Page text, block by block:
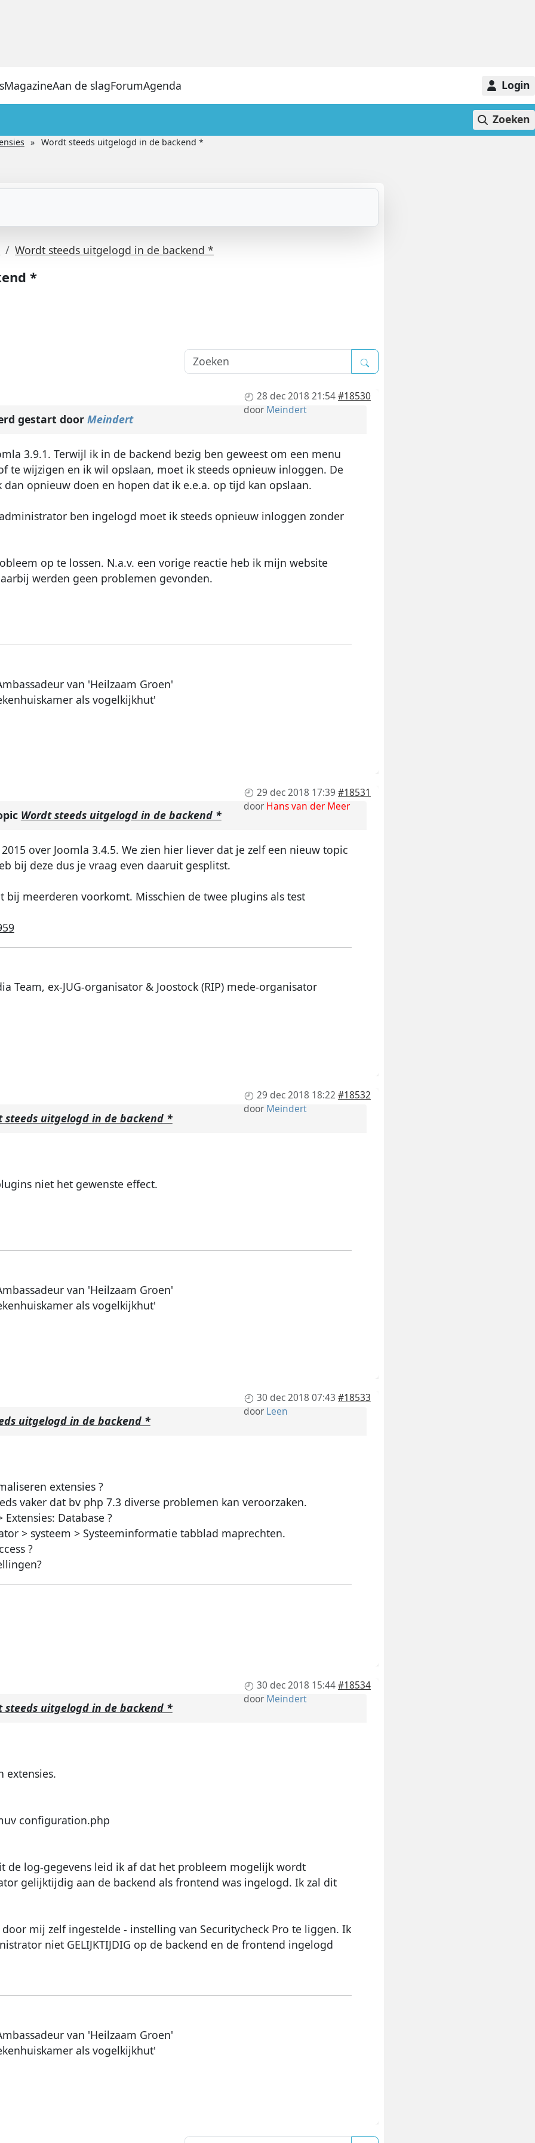
MagazineAan de slagForumAgenda Login
Zoeken
Wordt steeds uitgelogd in de backend *
Wordt steeds uitgelogd in de backend *
*
28 dec 2018 21:54#18530
doorMeindert
gestart door Meindert
3.9.1. Terwijl ik in de backend bezig ben geweest om een menu
te wijzigen en ik wil opslaan, moet ik steeds opnieuw inloggen. De
opnieuw doen en hopen dat ik e.e.a. op tijd kan opslaan.
ben ingelogd moet ik steeds opnieuw inloggen zonder
op te lossen. N.a.v. een vorige reactie heb ik mijn website
werden geen problemen gevonden.
van 'Heilzaam Groen'
als vogelkijkhut'
29 dec 2018 17:39 #18531
doorHans van der Meer
Wordt steeds uitgelogd in de backend *
over Joomla 3.4.5. We zien hier liever dat je zelf een nieuw topic
bij deze dus je vraag even daaruit gesplitst.
meerderen voorkomt. Misschien de twee plugins als test
Team, ex-JUG-organisator & Joostock (RIP) mede-organisator
29 dec 2018 18:22 #18532
doorMeindert
steeds uitgelogd in de backend *
niet het gewenste effect.
van 'Heilzaam Groen'
als vogelkijkhut'
30 dec 2018 07:43 #18533
doorLeen
uitgelogd in de backend *
extensies ?
vaker dat bv php 7.3 diverse problemen kan veroorzaken.
Database ?
> systeem > Systeeminformatie tabblad maprechten.
?
30 dec 2018 15:44#18534
door Meindert
steeds uitgelogd in de backend *
extensies.
configuration.php
de log-gegevens leid ik af dat het probleem mogelijk wordt
gelijktijdig aan de backend als frontend was ingelogd. Ik zal dit
mij zelf ingestelde - instelling van Securitycheck Pro te liggen. Ik
niet GELIJKTIJDIG op de backend en de frontend ingelogd
van 'Heilzaam Groen'
als vogelkijkhut'